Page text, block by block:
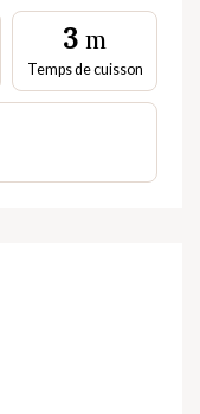
3m
Temps de cuisson